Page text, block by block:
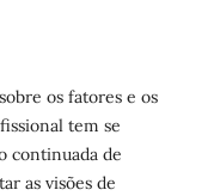
os fatores e os
tem se
continuada de
as visões de